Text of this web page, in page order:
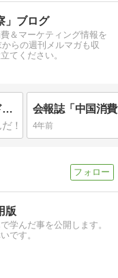
」ブログ
＆マーケティング情報を
らの週刊メルマガも収
てください。
【第551回】 2022年中国消費トレンド番付発表 ゼロコロナに翻弄された2022年の中国消費
4年前
版
学んだ事を公開します。
です。